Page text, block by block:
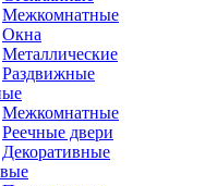
Межкомнатные
Окна
Металлические
Раздвижные
Межкомнатные
Реечные двери
Декоративные